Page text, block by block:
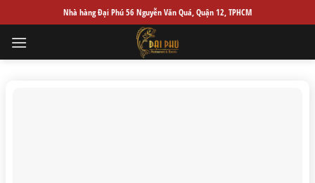
to
content
Nhà hàng Đại Phú 56 Nguyễn Văn Quá, Quận 12, TPHCM